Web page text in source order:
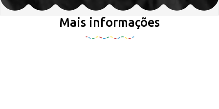
Mais informações